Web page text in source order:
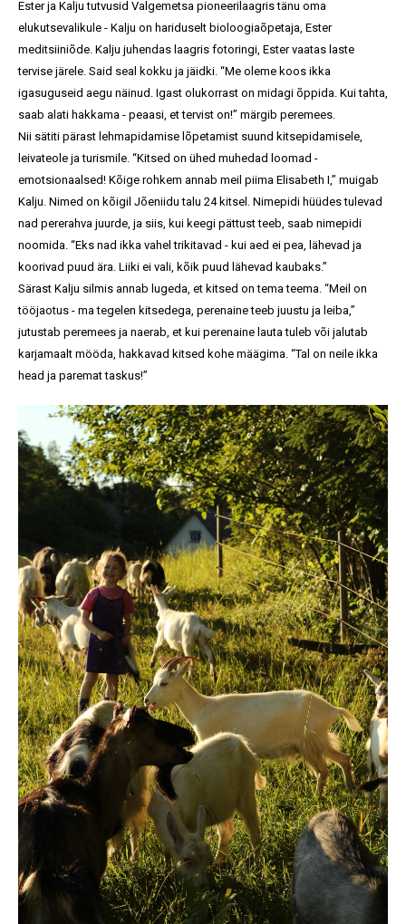
Ester ja Kalju tutvusid Valgemetsa pioneerilaagris tänu oma
elukutsevalikule - Kalju on hariduselt bioloogiaõpetaja, Ester
meditsiiniõde. Kalju juhendas laagris fotoringi, Ester vaatas laste
tervise järele. Said seal kokku ja jäidki. “Me oleme koos ikka
igasuguseid aegu näinud. Igast olukorrast on midagi õppida. Kui tahta,
saab alati hakkama - peaasi, et tervist on!” märgib peremees.
Nii sätiti pärast lehmapidamise lõpetamist suund kitsepidamisele,
leivateole ja turismile. “Kitsed on ühed muhedad loomad -
emotsionaalsed! Kõige rohkem annab meil piima Elisabeth I,” muigab
Kalju. Nimed on kõigil Jõeniidu talu 24 kitsel. Nimepidi hüüdes tulevad
nad pererahva juurde, ja siis, kui keegi pättust teeb, saab nimepidi
noomida. “Eks nad ikka vahel trikitavad - kui aed ei pea, lähevad ja
koorivad puud ära. Liiki ei vali, kõik puud lähevad kaubaks.”
Särast Kalju silmis annab lugeda, et kitsed on tema teema. “Meil on
tööjaotus - ma tegelen kitsedega, perenaine teeb juustu ja leiba,”
jutustab peremees ja naerab, et kui perenaine lauta tuleb või jalutab
karjamaalt mööda, hakkavad kitsed kohe määgima. “Tal on neile ikka
head ja paremat taskus!”